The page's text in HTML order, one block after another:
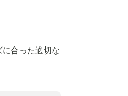
合った適切な